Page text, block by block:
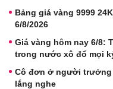
Bảng giá vàng 9999
6/8/2026
Giá vàng hôm nay 6/8:
trong nước xô đổ mọi
Cô đơn ở người
lắng nghe